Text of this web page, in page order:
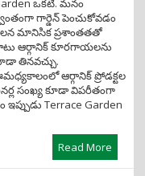
ఒకటి. మనం
గార్డెన్ పెంచుకోవడం
మానిసిక ప్రశాంతతతో
ఆర్గానిక్ కూరగాయలను
తినవచ్చు.
ఆర్గానిక్ ప్రోడక్టల
సంఖ్య కూడా విపరీతంగా
Terrace Garden
Read More